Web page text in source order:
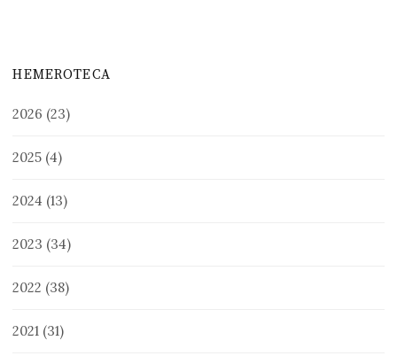
HEMEROTECA
2026 (23)
2025 (4)
2024 (13)
2023 (34)
2022 (38)
2021 (31)